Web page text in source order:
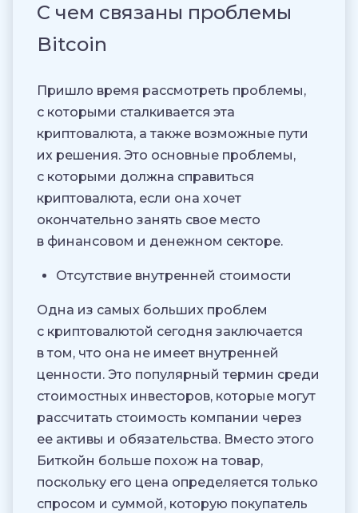
С чем связаны проблемы
Bitcoin
Пришло время рассмотреть проблемы,
с которыми сталкивается эта
криптовалюта, а также возможные пути
их решения. Это основные проблемы,
с которыми должна справиться
криптовалюта, если она хочет
окончательно занять свое место
в финансовом и денежном секторе.
Отсутствие внутренней стоимости
Одна из самых больших проблем
с криптовалютой сегодня заключается
в том, что она не имеет внутренней
ценности. Это популярный термин среди
стоимостных инвесторов, которые могут
рассчитать стоимость компании через
ее активы и обязательства. Вместо этого
Биткойн больше похож на товар,
поскольку его цена определяется только
спросом и суммой, которую покупатель